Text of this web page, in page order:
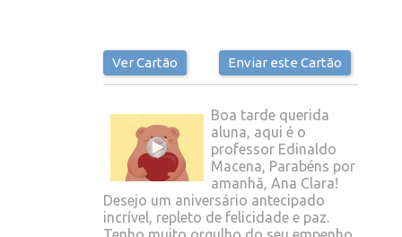
Ver Cartão Enviar este Cartão
Boa tarde querida
aluna, aqui é o
professor Edinaldo
Macena, Parabéns por
amanhã, Ana Clara!
Desejo um aniversário antecipado
incrível, repleto de felicidade e paz.